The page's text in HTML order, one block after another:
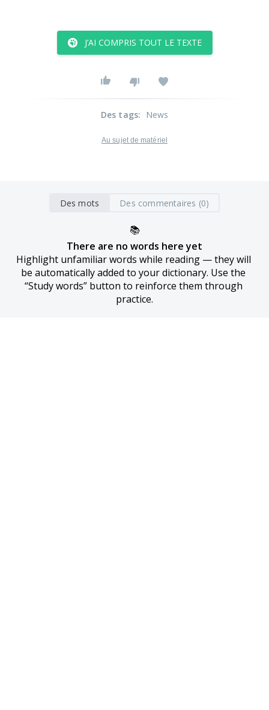
J’AI COMPRIS TOUT LE TEXTE
Des tags: News
Au sujet de matériel
Des mots Des commentaires (0)
📚
There are no words here yet
Highlight unfamiliar words while reading — they will
be automatically added to your dictionary. Use the
“Study words” button to reinforce them through
practice.